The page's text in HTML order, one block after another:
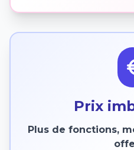
Prix
Plus de fonctions,